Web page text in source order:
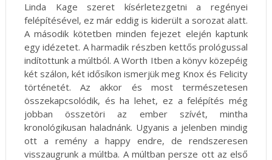
Linda Kage szeret kísérletezgetni a regényei
felépítésével, ez már eddig is kiderült a sorozat alatt.
A második kötetben minden fejezet elején kaptunk
egy idézetet. A harmadik részben kettős prológussal
indítottunk a múltból. A Worth Itben a könyv közepéig
két szálon, két idősíkon ismerjük meg Knox és Felicity
történetét. Az akkor és most természetesen
összekapcsolódik, és ha lehet, ez a felépítés még
jobban összetöri az ember szívét, mintha
kronológikusan haladnánk. Ugyanis a jelenben mindig
ott a remény a happy endre, de rendszeresen
visszaugrunk a múltba. A múltban persze ott az első